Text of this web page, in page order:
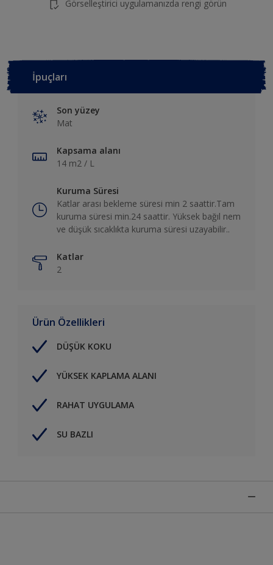
Görselleştirici uygulamanızda rengi görün
İpuçları
Son yüzey
Mat
Kapsama alanı
14 m2 / L
Kuruma Süresi
Katlar arası bekleme süresi min 2 saattir.Tam
kuruma süresi min.24 saattir. Yüksek bağıl nem
ve düşük sıcaklıkta kuruma süresi uzayabilir..
Katlar
2
Ürün Özellikleri
DÜŞÜK KOKU
YÜKSEK KAPLAMA ALANI
RAHAT UYGULAMA
SU BAZLI